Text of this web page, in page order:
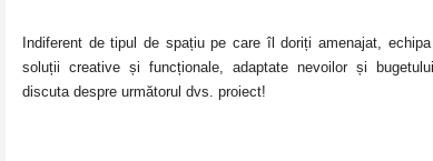
Indiferent de tipul de spațiu pe care îl doriți amenajat,
soluții creative și funcționale, adaptate nevoilor și
discuta despre următorul dvs. proiect!